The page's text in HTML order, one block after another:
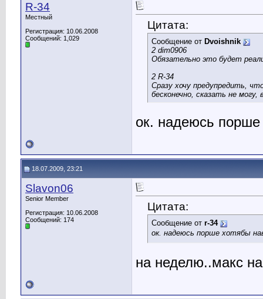
R-34
Местный
Регистрация: 10.06.2008
Сообщений: 1,029
Цитата:
Сообщение от Dvoishnik
2 dim0906
Обязательно это будет
2 R-34
Сразу хочу предупредить,
бесконечно, сказать не могу,
ок. надеюсь порше
18.07.2009, 23:21
Slavon06
Senior Member
Регистрация: 10.06.2008
Сообщений: 174
Цитата:
Сообщение от r-34
ок. надеюсь порше хотябы
на неделю..макс